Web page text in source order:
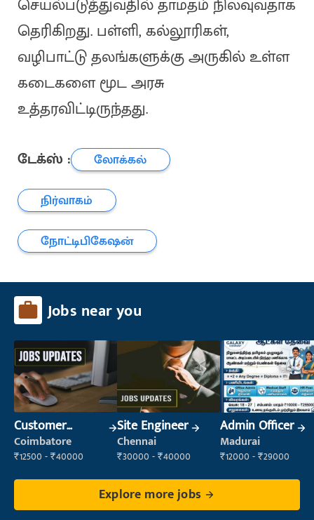
செயல்படுத்துவதில் தாமதம் நிலவுவதாக
தெரிகிறது. பள்ளி, கல்லூரிகள்,
வழிபாட்டு தலங்களுக்கு அருகில் உள்ள
கடைகளை மூட அரசு
உத்தரவிட்டிருந்தது.
டேக்ஸ் :
லோக்கல்
நிர்வாகம்
நோட்டிபிகேஷன்
Jobs near you
Customer
Support Officer
Coimbatore
₹12500 - ₹40000
Site Engineer
Chennai
₹30000 - ₹40000
Admin Officer
Madurai
₹12000 - ₹29000
Explore more jobs